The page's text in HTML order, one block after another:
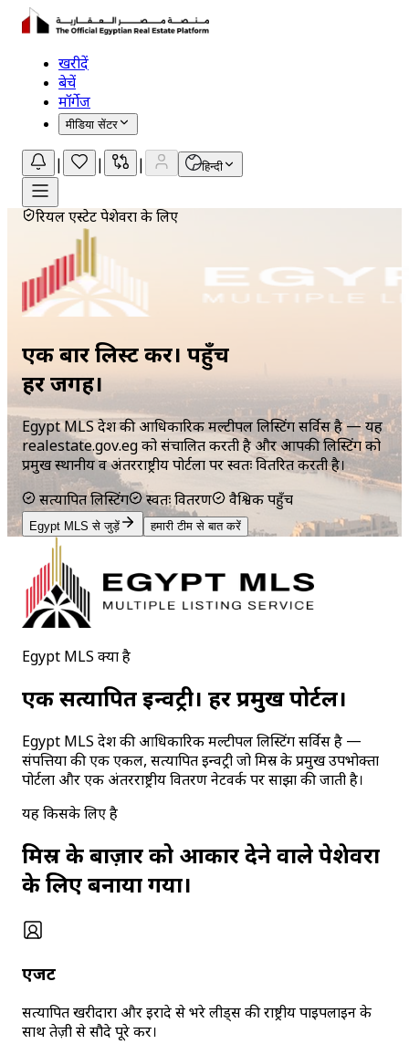
खरीदें
बेचें
मॉर्गेज
मीडिया सेंटर
हिन्दी
रियल एस्टेट पेशेवरों के लिए
एक बार लिस्ट करें। पहुँचें
हर जगह।
Egypt MLS देश की आधिकारिक मल्टीपल लिस्टिंग सर्विस है — यह
realestate.gov.eg को संचालित करती है और आपकी लिस्टिंग को
प्रमुख स्थानीय व अंतरराष्ट्रीय पोर्टलों पर स्वतः वितरित करती है।
सत्यापित लिस्टिंग
स्वतः वितरण वैश्विक पहुँच
Egypt MLS से जुड़ें हमारी टीम से बात करें
Egypt MLS क्या है
एक सत्यापित इन्वेंट्री। हर प्रमुख पोर्टल।
Egypt MLS देश की आधिकारिक मल्टीपल लिस्टिंग सर्विस है —
संपत्तियों की एक एकल, सत्यापित इन्वेंट्री जो मिस्र के प्रमुख उपभोक्ता
पोर्टलों और एक अंतरराष्ट्रीय वितरण नेटवर्क पर साझा की जाती है।
यह किसके लिए है
मिस्र के बाज़ार को आकार देने वाले पेशेवरों
के लिए बनाया गया।
एजेंट
सत्यापित खरीदारों और इरादे से भरे लीड्स की राष्ट्रीय पाइपलाइन के
साथ तेज़ी से सौदे पूरे करें।